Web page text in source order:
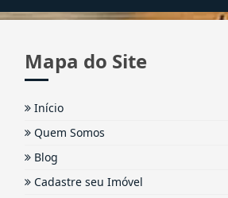
Mapa do Site
Início
Quem Somos
Blog
Cadastre seu Imóvel